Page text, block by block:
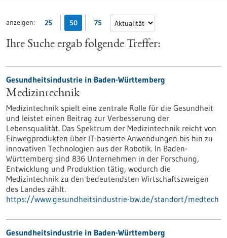
anzeigen: 25 50 75
Ihre Suche ergab folgende Treffer:
Gesundheitsindustrie in Baden-Württemberg
Medizintechnik
Medizintechnik spielt eine zentrale Rolle für die Gesundheit
und leistet einen Beitrag zur Verbesserung der
Lebensqualität. Das Spektrum der Medizintechnik reicht von
Einwegprodukten über IT-basierte Anwendungen bis hin zu
innovativen Technologien aus der Robotik. In Baden-
Württemberg sind 836 Unternehmen in der Forschung,
Entwicklung und Produktion tätig, wodurch die
Medizintechnik zu den bedeutendsten Wirtschaftszweigen
des Landes zählt.
https://www.gesundheitsindustrie-bw.de/standort/medtech
Gesundheitsindustrie in Baden-Württemberg